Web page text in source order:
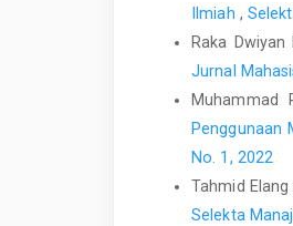
Ilmiah ,
Raka
Jurnal
Muhammad
Penggunaan
No. 1, 2022
Tahmid
Selekta